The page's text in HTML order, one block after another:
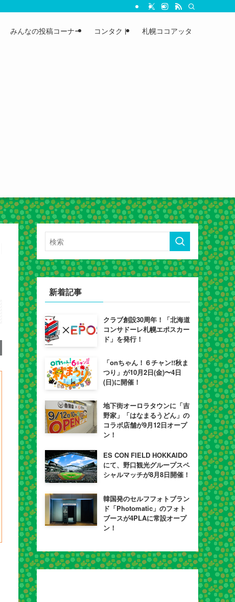
みんなの投稿コーナー コンタクト 札幌ココアッタ
新着記事
クラブ創設30周年！「北海道
コンサドーレ札幌エポスカー
ド」を発行！
「onちゃん！６チャン!!秋ま
つり」が10月2日(金)〜4日
(日)に開催！
地下街オーロラタウンに「吉
野家」「はなまるうどん」の
コラボ店舗が9月12日オープ
ン！
ES CON FIELD HOKKAIDO
にて、野口観光グループスペ
シャルマッチが8月8日開催！
韓国発のセルフフォトブラン
ド「Photomatic」のフォト
ブースが4PLAに常設オープ
ン！